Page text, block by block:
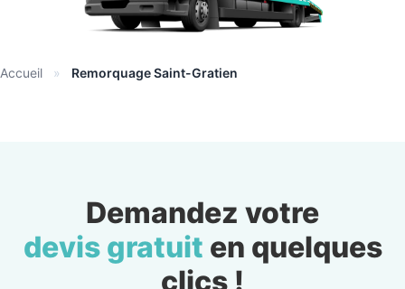
Accueil » Remorquage Saint-Gratien
Demandez votre
devis gratuit en quelques
clics !